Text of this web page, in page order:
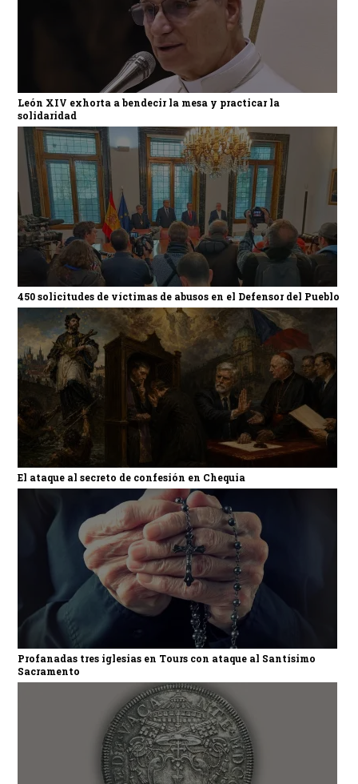
León XIV exhorta a bendecir la mesa y practicar la
solidaridad
450 solicitudes de víctimas de abusos en el Defensor del Pueblo
El ataque al secreto de confesión en Chequia
Profanadas tres iglesias en Tours con ataque al Santísimo
Sacramento